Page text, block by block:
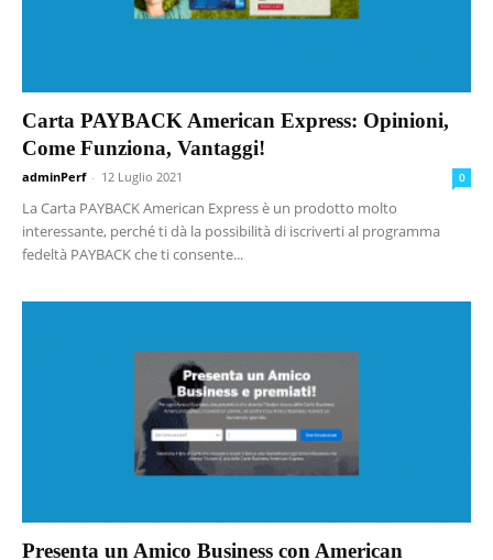
Carta PAYBACK American Express: Opinioni,
Come Funziona, Vantaggi!
adminPerf - 12 Luglio 2021 0
La Carta PAYBACK American Express è un prodotto molto
interessante, perché ti dà la possibilità di iscriverti al programma
fedeltà PAYBACK che ti consente...
Presenta un Amico Business con American